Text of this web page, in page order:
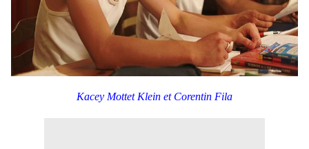
Kacey Mottet Klein et Corentin Fila